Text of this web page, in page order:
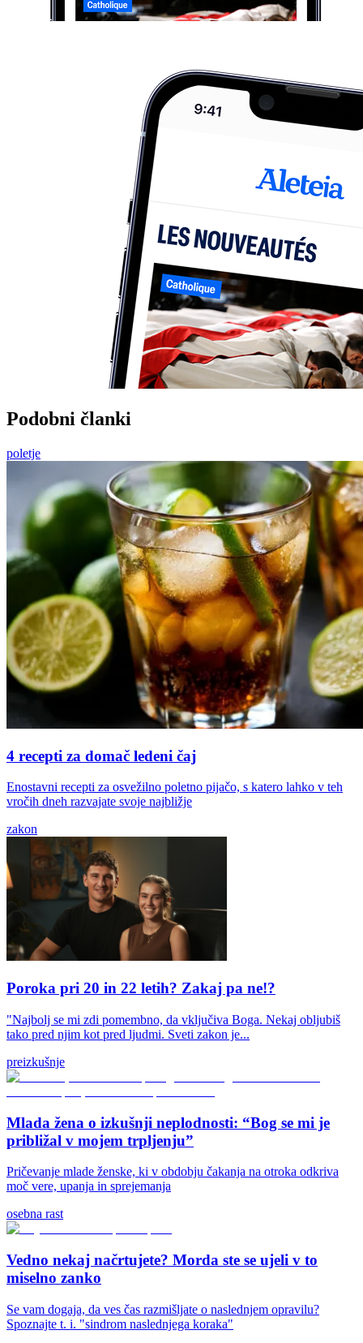
Podobni članki
poletje
4 recepti za domač ledeni čaj
Enostavni recepti za osvežilno poletno pijačo, s katero lahko v teh
vročih dneh razvajate svoje najbližje
zakon
Poroka pri 20 in 22 letih? Zakaj pa ne!?
"Najbolj se mi zdi pomembno, da vključiva Boga. Nekaj obljubiš
tako pred njim kot pred ljudmi. Sveti zakon je...
preizkušnje
Mlada žena o izkušnji neplodnosti: “Bog se mi je
približal v mojem trpljenju”
Pričevanje mlade ženske, ki v obdobju čakanja na otroka odkriva
moč vere, upanja in sprejemanja
osebna rast
Vedno nekaj načrtujete? Morda ste se ujeli v to
miselno zanko
Se vam dogaja, da ves čas razmišljate o naslednjem opravilu?
Spoznajte t. i. "sindrom naslednjega koraka"